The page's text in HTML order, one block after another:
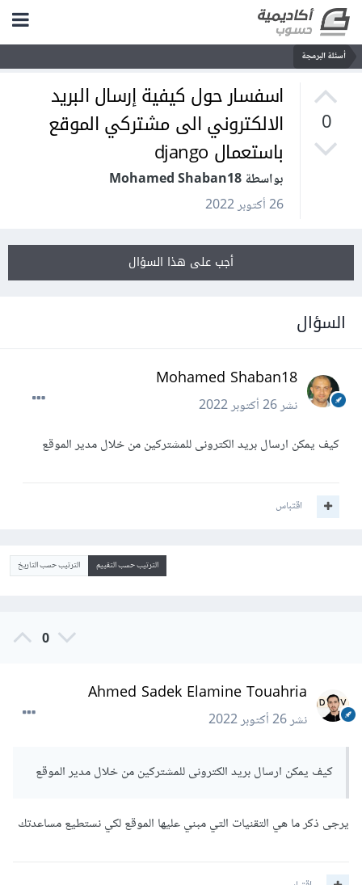
أسئلة البرمجة
0
اسفسار حول كيفية إرسال البريد
الالكتروني الى مشتركي الموقع
باستعمال django
بواسطة Mohamed Shaban18
26 أكتوبر 2022
أجب على هذا السؤال
السؤال
Mohamed Shaban18
نشر26 أكتوبر 2022
كيف يمكن ارسال بريد الكترونى للمشتركين من خلال مدير الموقع
اقتباس
الترتيب حسب التقييم الترتيب حسب التاريخ
0
Ahmed Sadek Elamine Touahria
نشر26 أكتوبر 2022
كيف يمكن ارسال بريد الكترونى للمشتركين من خلال مدير الموقع
يرجى ذكر ما هي التقنيات التي مبني عليها الموقع لكي نستطيع مساعدتك